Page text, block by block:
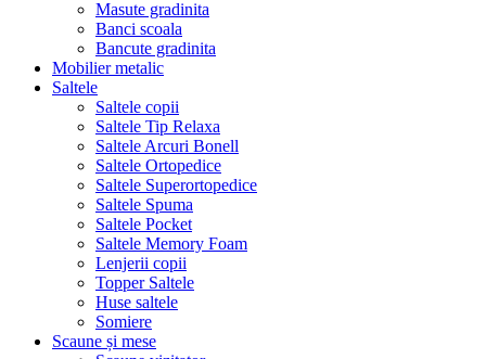
Masute gradinita
Banci scoala
Bancute gradinita
Mobilier metalic
Saltele
Saltele copii
Saltele Tip Relaxa
Saltele Arcuri Bonell
Saltele Ortopedice
Saltele Superortopedice
Saltele Spuma
Saltele Pocket
Saltele Memory Foam
Lenjerii copii
Topper Saltele
Huse saltele
Somiere
Scaune și mese